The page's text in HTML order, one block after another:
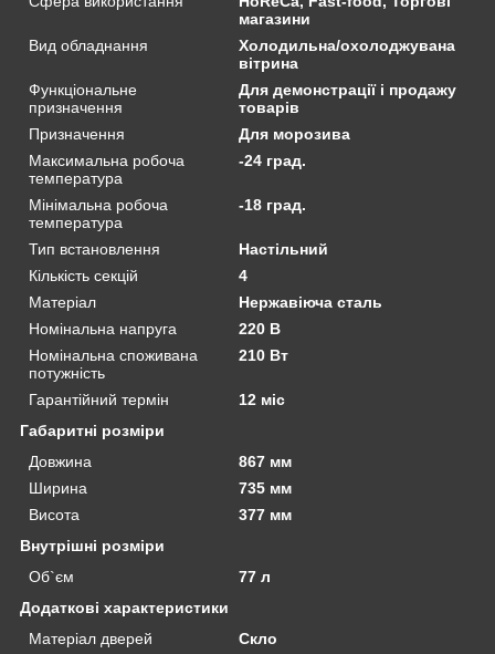
магазини
Вид обладнання
Холодильна/охолоджувана
вітрина
Функціональне
призначення
Для демонстрації і продажу
товарів
Призначення
Для морозива
Максимальна робоча
температура
-24 град.
Мінімальна робоча
температура
-18 град.
Тип встановлення
Настільний
Кількість секцій
4
Матеріал
Нержавіюча сталь
Номінальна напруга
220 В
Номінальна споживана
потужність
210 Вт
Гарантійний термін
12 міс
Габаритні розміри
Довжина
867 мм
Ширина
735 мм
Висота
377 мм
Внутрішні розміри
Об`єм
77 л
Додаткові характеристики
Матеріал дверей
Скло